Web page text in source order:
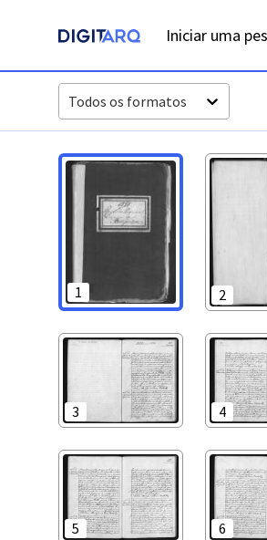
Iniciar uma
Todos os formatos
1 2
3 4
5 6